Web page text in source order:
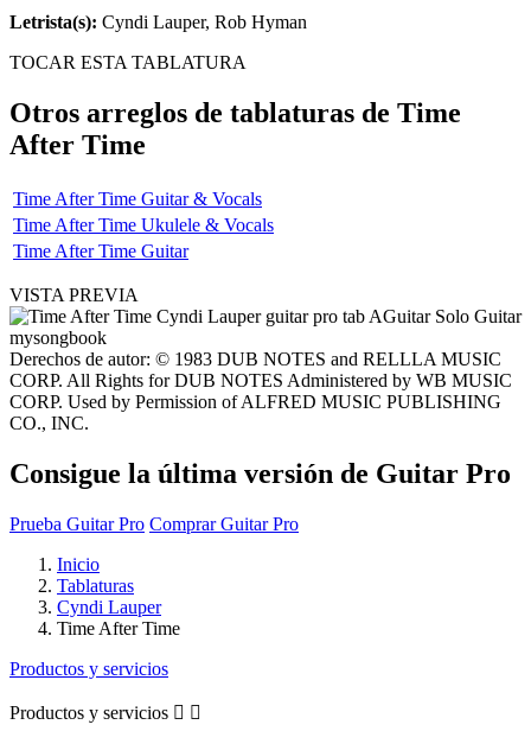
Letrista(s): Cyndi Lauper, Rob Hyman
TOCAR ESTA TABLATURA
Otros arreglos de tablaturas de Time
After Time
Time After Time Guitar & Vocals
Time After Time Ukulele & Vocals
Time After Time Guitar
VISTA PREVIA
Derechos de autor: © 1983 DUB NOTES and RELLLA MUSIC
CORP. All Rights for DUB NOTES Administered by WB MUSIC
CORP. Used by Permission of ALFRED MUSIC PUBLISHING
CO., INC.
Consigue la última versión de Guitar Pro
Prueba Guitar Pro Comprar Guitar Pro
Inicio
Tablaturas
Cyndi Lauper
Time After Time
Productos y servicios
Productos y servicios  